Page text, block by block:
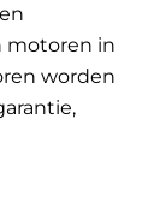
motoren in
worden